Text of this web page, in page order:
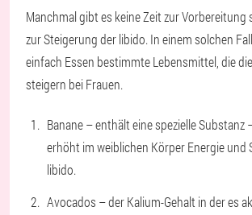
Manchmal gibt es keine Zeit zur Vorbereitung
zur Steigerung der libido. In einem solchen
einfach Essen bestimmte Lebensmittel, die
steigern bei Frauen.
Banane– enthält eine spezielle Substanz
erhöht im weiblichen Körper Energie und
libido.
Avocados – der Kalium-Gehalt in der es